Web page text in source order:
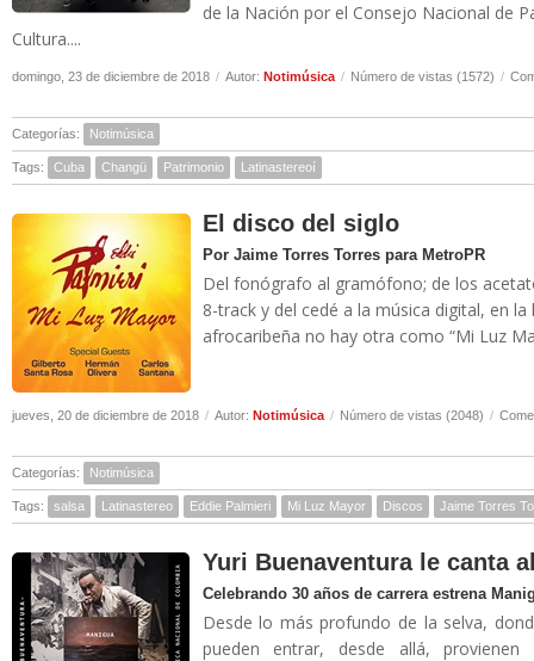
de la Nación por el Consejo Nacional de
Cultura....
domingo, 23 de diciembre de 2018 / Autor: Notimúsica / Número de vistas (1572) /
Categorías: Notimúsica
Tags: Cuba Changü Patrimonio Latinastereoí
El disco del siglo
Por Jaime Torres Torres para MetroPR
Del fonógrafo al gramófono; de los
8-track y del cedé a la música digital, en
afrocaribeña no hay otra como “Mi Luz
jueves, 20 de diciembre de 2018 / Autor: Notimúsica / Número de vistas (2048) /
Categorías: Notimúsica
Tags: salsa Latinastereo Eddie Palmieri Mi Luz Mayor Discos Jaime Torres
Yuri Buenaventura le canta
Celebrando 30 años de carrera estrena
Desde lo más profundo de la selva,
pueden entrar, desde allá,